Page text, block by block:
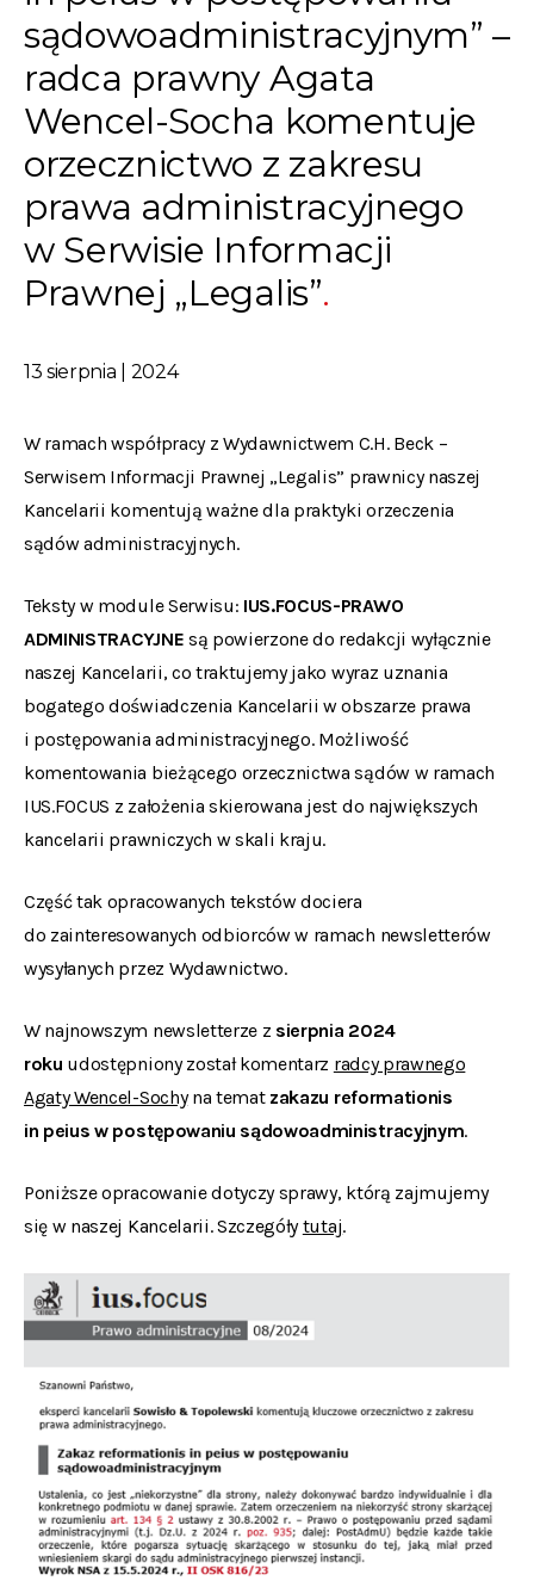
sądowoadministracyjnym” –
radca prawny Agata
Wencel-Socha komentuje
orzecznictwo z zakresu
prawa administracyjnego
w Serwisie Informacji
Prawnej „Legalis”
13 sierpnia | 2024
W ramach współpracy z Wydawnictwem C.H. Beck –
Serwisem Informacji Prawnej „Legalis” prawnicy naszej
Kancelarii komentują ważne dla praktyki orzeczenia
sądów administracyjnych.
Teksty w module Serwisu: IUS.FOCUS-PRAWO
ADMINISTRACYJNE są powierzone do redakcji wyłącznie
naszej Kancelarii, co traktujemy jako wyraz uznania
bogatego doświadczenia Kancelarii w obszarze prawa
i postępowania administracyjnego. Możliwość
komentowania bieżącego orzecznictwa sądów w ramach
IUS.FOCUS z założenia skierowana jest do największych
kancelarii prawniczych w skali kraju.
Część tak opracowanych tekstów dociera
do zainteresowanych odbiorców w ramach newsletterów
wysyłanych przez Wydawnictwo.
W najnowszym newsletterze z sierpnia 2024
roku udostępniony został komentarz radcy prawnego
Agaty Wencel-Sochyna temat zakazu reformationis
in peius w postępowaniu sądowoadministracyjnym.
Poniższe opracowanie dotyczy sprawy, którą zajmujemy
się w naszej Kancelarii. Szczegółytutaj.